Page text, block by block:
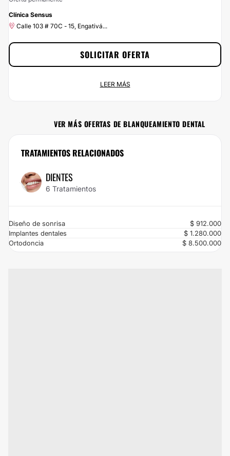
-10%
Clínica Sensus
Calle 103 # 70C - 15, Engativá...
Contrata a través de Clinicasesteticas.com.co y aprovecha en exclusiva de un
Solicitar Promoción y envía tus datos para beneficiarte del 10% de descuento.
¿A qué estás esperando? ¡Contáctanos ya!
SOLICITAR OFERTA
LEER MÁS
VER MÁS OFERTAS DE BLANQUEAMIENTO DENTAL
TRATAMIENTOS RELACIONADOS
DIENTES
6 Tratamientos
Diseño de sonrisa
$ 912.000
Implantes dentales
$ 1.280.000
Ortodoncia
$ 8.500.000